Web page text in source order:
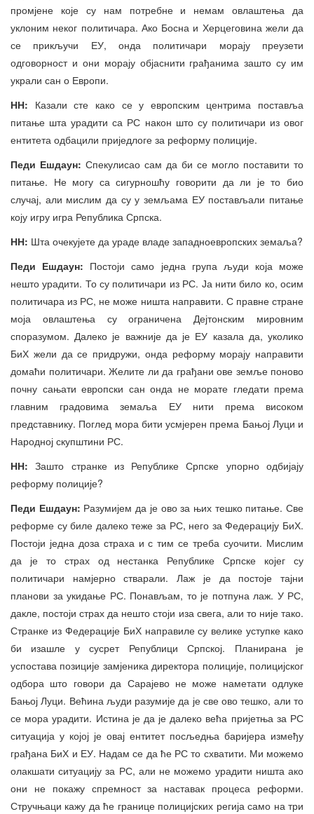
промјене које су нам потребне и немам овлаштења да
уклоним неког политичара. Ако Босна и Херцеговина жели да
се прикључи ЕУ, онда политичари морају преузети
одговорност и они морају објаснити грађанима зашто су им
украли сан о Европи.
НН: Казали сте како се у европским центрима поставља
питање шта урадити са РС након што су политичари из овог
ентитета одбацили приједлоге за реформу полиције.
Педи Ешдаун: Спекулисао сам да би се могло поставити то
питање. Не могу са сигурношћу говорити да ли је то био
случај, али мислим да су у земљама ЕУ постављали питање
коју игру игра Република Српска.
НН: Шта очекујете да ураде владе западноевропских земаља?
Педи Ешдаун: Постоји само једна група људи која може
нешто урадити. То су политичари из РС. Ја нити било ко, осим
политичара из РС, не може ништа направити. С правне стране
моја овлаштења су ограничена Дејтонским мировним
споразумом. Далеко је важније да је ЕУ казала да, уколико
БиХ жели да се придружи, онда реформу морају направити
домаћи политичари. Желите ли да грађани ове земље поново
почну сањати европски сан онда не морате гледати према
главним градовима земаља ЕУ нити према високом
представнику. Поглед мора бити усмјерен према Бањој Луци и
Народној скупштини РС.
НН: Зашто странке из Републике Српске упорно одбијају
реформу полиције?
Педи Ешдаун: Разумијем да је ово за њих тешко питање. Све
реформе су биле далеко теже за РС, него за Федерацију БиХ.
Постоји једна доза страха и с тим се треба суочити. Мислим
да је то страх од нестанка Републике Српске којег су
политичари намјерно стварали. Лаж је да постоје тајни
планови за укидање РС. Понављам, то је потпуна лаж. У РС,
дакле, постоји страх да нешто стоји иза свега, али то није тако.
Странке из Федерације БиХ направиле су велике уступке како
би изашле у сусрет Републици Српској. Планирана је
успостава позиције замјеника директора полиције, полицијског
одбора што говори да Сарајево не може наметати одлуке
Бањој Луци. Већина људи разумије да је све ово тешко, али то
се мора урадити. Истина је да је далеко већа пријетња за РС
ситуација у којој је овај ентитет посљедња баријера између
грађана БиХ и ЕУ. Надам се да ће РС то схватити. Ми можемо
олакшати ситуацију за РС, али не можемо урадити ништа ако
они не покажу спремност за наставак процеса реформи.
Стручњаци кажу да ће границе полицијских регија само на три